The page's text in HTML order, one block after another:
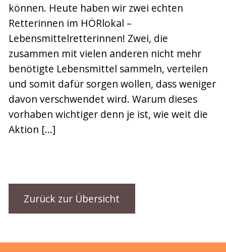
können. Heute haben wir zwei echten
Retterinnen im HÖRlokal –
Lebensmittelretterinnen! Zwei, die
zusammen mit vielen anderen nicht mehr
benötigte Lebensmittel sammeln, verteilen
und somit dafür sorgen wollen, dass weniger
davon verschwendet wird. Warum dieses
vorhaben wichtiger denn je ist, wie weit die
Aktion […]
Zurück zur Übersicht